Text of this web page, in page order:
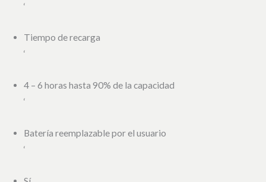
‘
Tiempo de recarga
‘
4 – 6 horas hasta 90% de la capacidad
‘
Batería reemplazable por el usuario
‘